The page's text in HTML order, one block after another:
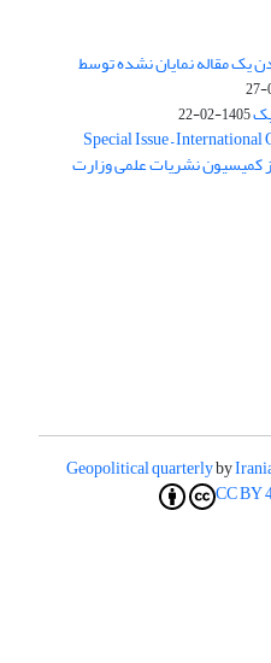
یک مقاله نمایان نشده توسط
1405-02-22
Special Issue –
کمیسیون نشریات علمی وزارت
Geopolitical quarterlyby
CC BY